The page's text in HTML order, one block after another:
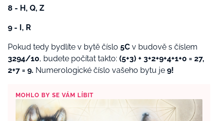
8 - H, Q, Z
9 - I, R
Pokud tedy bydlíte v bytě číslo 5C v budově s číslem
3294/10, budete počítat takto: (5+3) + 3+2+9+4+1+0 = 27,
2+7 = 9. Numerologické číslo vašeho bytu je 9!
MOHLO BY SE VÁM LÍBIT